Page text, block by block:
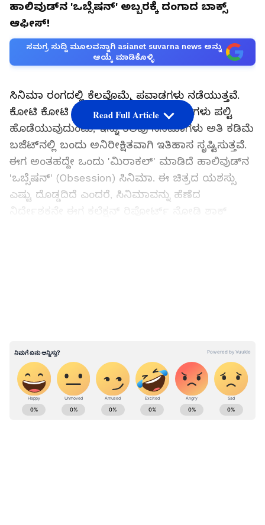
ಹಾಲಿವುಡ್‌ನ 'ಒಬ್ಸೆಷನ್' ಅಬ್ಬರಕ್ಕೆ ದಂಗಾದ ಬಾಕ್ಸ್
ಆಫೀಸ್!
ಸಮಗ್ರ ಸುದ್ದಿ ಮೂಲವನ್ನಾಗಿ asianet suvarna news ಅನ್ನು
ಆಯ್ಕೆ ಮಾಡಿಕೊಳ್ಳಿ
ಸಿನಿಮಾ ರಂಗದಲ್ಲಿ ಕೆಲವೊಮ್ಮೆ ಪವಾಡಗಳು ನಡೆಯುತ್ತವೆ.
ಕೋಟಿ ಕೋಟಿ ಸುರಿದು ತಯಾರಿಸಿದ ಸಿನಿಮಾಗಳು ಪಲ್ಟಿ
ಹೊಡೆಯುವುದುಂಟು, ಇನ್ನು ಕೆಲವು ಸಿನಿಮಾಗಳು ಅತಿ ಕಡಿಮೆ
ಬಜೆಟ್‌ನಲ್ಲಿ ಬಂದು ಅನಿರೀಕ್ಷಿತವಾಗಿ ಇತಿಹಾಸ ಸೃಷ್ಟಿಸುತ್ತವೆ.
ಈಗ ಅಂತಹದ್ದೇ ಒಂದು 'ಮಿರಾಕಲ್' ಮಾಡಿದೆ ಹಾಲಿವುಡ್‌ನ
'ಒಬ್ಸೆಷನ್' (Obsession) ಸಿನಿಮಾ. ಈ ಚಿತ್ರದ ಯಶಸ್ಸು
ಎಷ್ಟು ದೊಡ್ಡದಿದೆ ಎಂದರೆ, ಸಿನಿಮಾವನ್ನು ಹೆಣೆದ
Read Full Article
ಕನ್ನಡ ಸಿನಿಮಾ (Kannada Cinema News ), ಟಿವಿ